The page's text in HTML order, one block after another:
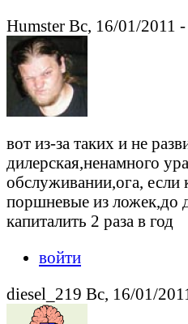
Humster Вс, 16/01/2011
вот из-за таких и не
дилерская,ненамного
обслуживании,ога, если
поршневые из ложек,до
капиталить 2 раза в год
войти
diesel_219 Вс, 16/01/